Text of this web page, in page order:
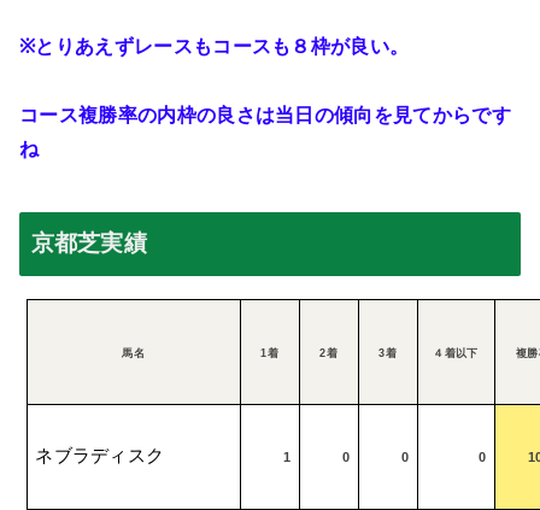
※とりあえずレースもコースも８枠が良い。
コース複勝率の内枠の良さは当日の傾向を見てからです
ね
京都芝実績
馬名 1着 2着 3着 ４着以下 複勝
ネブラディスク 1 0 0 0